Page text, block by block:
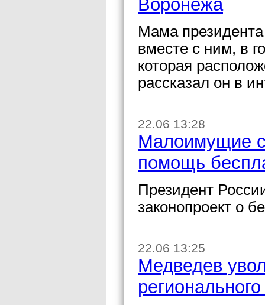
Воронежа
Мама
вместе с ним, в
которая
рассказал он в
22.06 13:28
Малоимущие
помощь
Президент
законопроект о
22.06 13:25
Медведев